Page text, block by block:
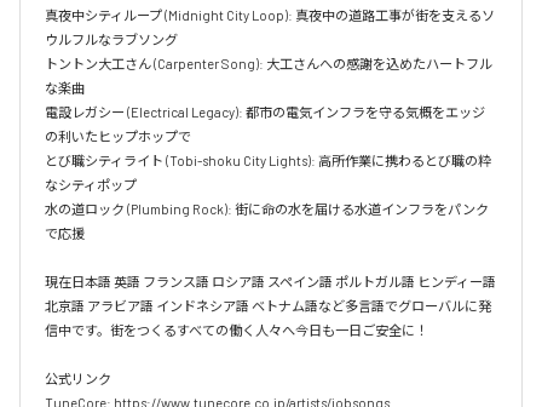
真夜中シティループ (Midnight City Loop): 真夜中の道路工事が街を支えるソ
ウルフルなラブソング
トントン大工さん (Carpenter Song): 大工さんへの感謝を込めたハートフル
な楽曲
電設レガシー (Electrical Legacy): 都市の電気インフラを守る気概をエッジ
の利いたヒップホップで
とび職シティライト (Tobi-shoku City Lights): 高所作業に携わるとび職の粋
なシティポップ
水の道ロック (Plumbing Rock): 街に命の水を届ける水道インフラをパンク
で応援
現在日本語 英語 フランス語 ロシア語 スペイン語 ポルトガル語 ヒンディー語
北京語 アラビア語 インドネシア語 ベトナム語など多言語でグローバルに発
信中です。街をつくるすべての働く人々へ今日も一日ご安全に！
公式リンク
TuneCore: https://www.tunecore.co.jp/artists/jobsongs